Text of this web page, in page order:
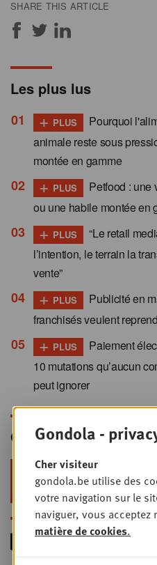
SHARE THIS ARTICLE
Les plus lus
+ PLUS
Pourquoi
animale reste sous
montée en gamme
+ PLUS
Petfood : une
ou une habile montée en
+ PLUS
“Le retail
l’intention, le terrain la
vente”
+ PLUS
Publicité en
franchisés veulent
+ PLUS
Paiement
10 mutations qu’aucun
peut ignorer
Gondola Newsletter
Restez au top dans le retail
foodservice !
Gondola -
Cher visiteur
gondola.be utilise des
votre navigation sur le
naviguer, vous acceptez
matière de cookies.